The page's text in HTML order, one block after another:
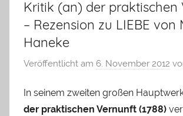
Kritik (an) der praktischen
– Rezension zu LIEBE von
Haneke
Veröffentlicht am 6. November 2012
In seinem zweiten großen
der praktischen Vernunft (1788)